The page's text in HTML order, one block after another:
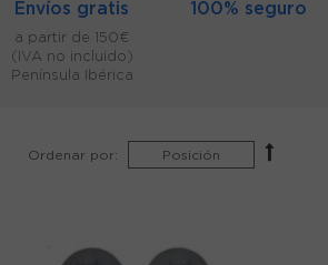
Envíos gratis
a partir de 150€
(IVA no incluido)
Península Ibérica
100% seguro
Ordenar por: